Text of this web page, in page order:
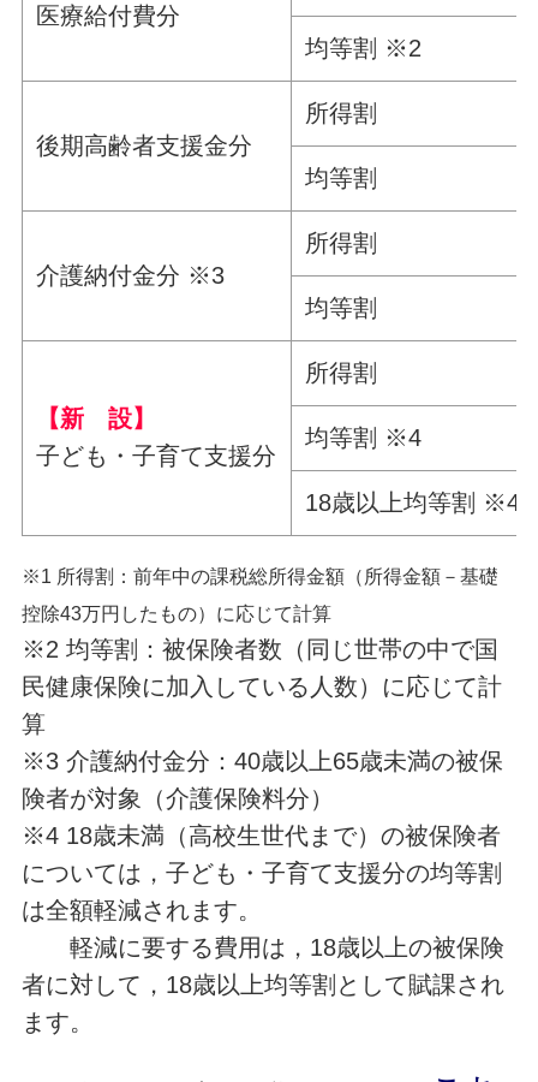
医療給付費分
均等割 ※2
後期高齢者支援金分
所得割
均等割
介護納付金分 ※3
所得割
均等割
【新 設】
子ども・子育て支援分
所得割
均等割 ※4
18歳以上均等割 ※4
※1 所得割：前年中の課税総所得金額（所得金額－基礎
控除43万円したもの）に応じて計算
※2 均等割：被保険者数（同じ世帯の中で国
民健康保険に加入している人数）に応じて計
算
※3 介護納付金分：40歳以上65歳未満の被保
険者が対象（介護保険料分）
※4 18歳未満（高校生世代まで）の被保険者
については，子ども・子育て支援分の均等割
は全額軽減されます。
軽減に要する費用は，18歳以上の被保険
者に対して，18歳以上均等割として賦課され
ます。